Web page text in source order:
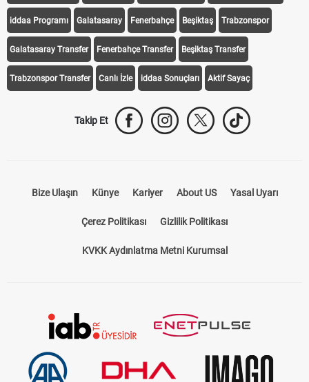
Transfer Haberleri TV'de Bugün Süper Lig Fikstür Süper Lig Haberleri
iddaa Programı Galatasaray Fenerbahçe Beşiktaş Trabzonspor
Galatasaray Transfer Fenerbahçe Transfer Beşiktaş Transfer
Trabzonspor Transfer Canlı İzle iddaa Sonuçları Aktif Sayaç